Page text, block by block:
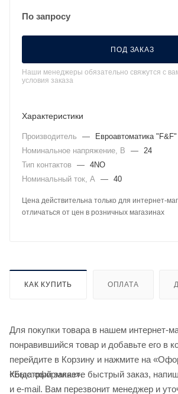
По запросу
ПОД ЗАКАЗ
Наши менеджеры обязательно свяжутся с
условия заказа
Характеристики
Производитель —
Евроавтоматика "F&F"
Номинальное напряжение, В
— 24
Тип контактов
— 4NO
Номинальный ток, А — 40
Цена действительна только для интернет-
отличаться от цен в розничных магазинах
КАК КУПИТЬ ОПЛАТА
Для покупки товара в нашем интернет-
понравившийся товар и добавьте его в
перейдите в Корзину и нажмите на
«Быстрый заказ».
Когда оформляете быстрый заказ,
и e-mail. Вам перезвонит менеджер и